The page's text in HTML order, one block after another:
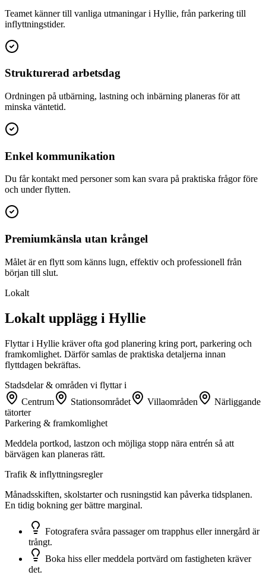
Teamet känner till vanliga utmaningar i Hyllie, från parkering till
inflyttningstider.
Strukturerad arbetsdag
Ordningen på utbärning, lastning och inbärning planeras för att
minska väntetid.
Enkel kommunikation
Du får kontakt med personer som kan svara på praktiska frågor före
och under flytten.
Premiumkänsla utan krångel
Målet är en flytt som känns lugn, effektiv och professionell från
början till slut.
Lokalt
Lokalt upplägg i Hyllie
Flyttar i Hyllie kräver ofta god planering kring port, parkering och
framkomlighet. Därför samlas de praktiska detaljerna innan
flyttdagen bekräftas.
Stadsdelar & områden vi flyttar i
Centrum
Stationsområdet Villaområden
Närliggande
tätorter
Parkering & framkomlighet
Meddela portkod, lastzon och möjliga stopp nära entrén så att
bärvägen kan planeras rätt.
Trafik & inflyttningsregler
Månadsskiften, skolstarter och rusningstid kan påverka tidsplanen.
En tidig bokning ger bättre marginal.
Fotografera svåra passager om trapphus eller innergård är
trångt.
Boka hiss eller meddela portvärd om fastigheten kräver
det.